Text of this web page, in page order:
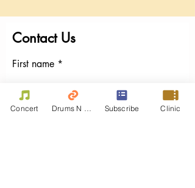
Contact Us
First name
Last name
Concert Subscribe Clinic